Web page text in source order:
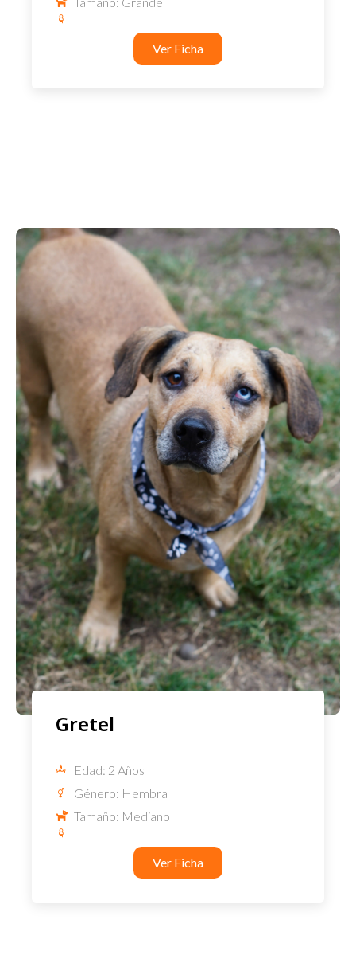
Ver Ficha
Gretel
Edad: 2 Años
Género: Hembra
Tamaño: Mediano
Ver Ficha